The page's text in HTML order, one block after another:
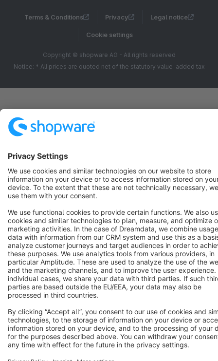
Terms & Conditions Privacy Legal notice
Cookie settings
Copyright © shopware AG - All rights reserved
Notice: * All prices are quoted net of the statutory value-added tax